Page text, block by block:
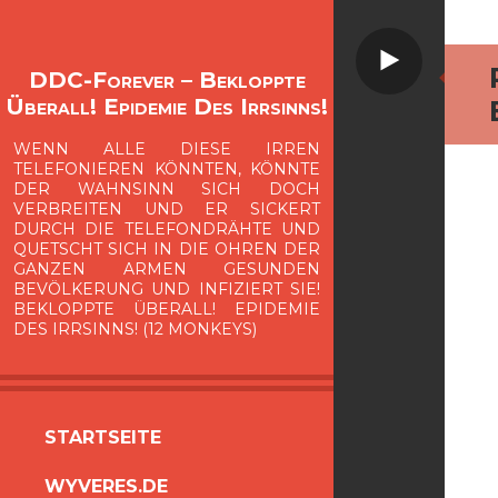
DDC-Forever – Bekloppte
Überall! Epidemie Des Irrsinns!
WENN ALLE DIESE IRREN
TELEFONIEREN KÖNNTEN, KÖNNTE
DER WAHNSINN SICH DOCH
VERBREITEN UND ER SICKERT
DURCH DIE TELEFONDRÄHTE UND
QUETSCHT SICH IN DIE OHREN DER
GANZEN ARMEN GESUNDEN
BEVÖLKERUNG UND INFIZIERT SIE!
BEKLOPPTE ÜBERALL! EPIDEMIE
DES IRRSINNS! (12 MONKEYS)
SPRINGEN
STARTSEITE
WYVERES.DE